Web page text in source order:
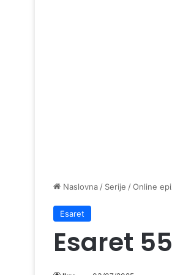
Naslovna / Serije /Online
Esaret
Esaret